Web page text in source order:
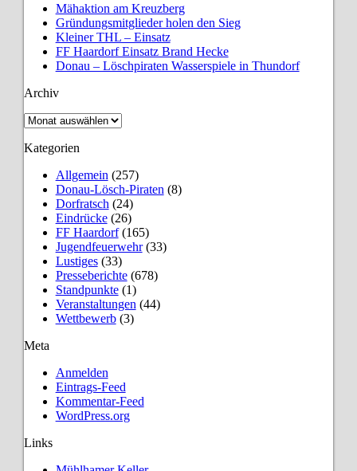
Mähaktion am Kreuzberg
Gründungsmitglieder holen den Sieg
Kleiner THL – Einsatz
FF Haardorf Einsatz Brand Hecke
Donau – Löschpiraten Wasserspiele in Thundorf
Archiv
Archiv
Kategorien
Allgemein (257)
Donau-Lösch-Piraten (8)
Dorfratsch (24)
Eindrücke(26)
FF Haardorf(165)
Jugendfeuerwehr(33)
Lustiges(33)
Presseberichte(678)
Standpunkte(1)
Veranstaltungen (44)
Wettbewerb(3)
Meta
Anmelden
Eintrags-Feed
Kommentar-Feed
WordPress.org
Links